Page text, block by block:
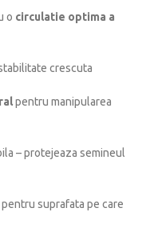
o circulatie optima a
crescuta
pentru manipularea
– protejeaza semineul
suprafata pe care